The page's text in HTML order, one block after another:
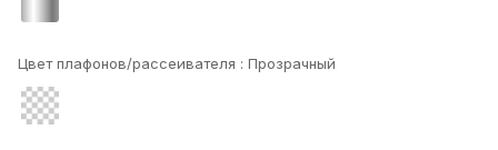
Цвет плафонов/рассеивателя : Прозрачный